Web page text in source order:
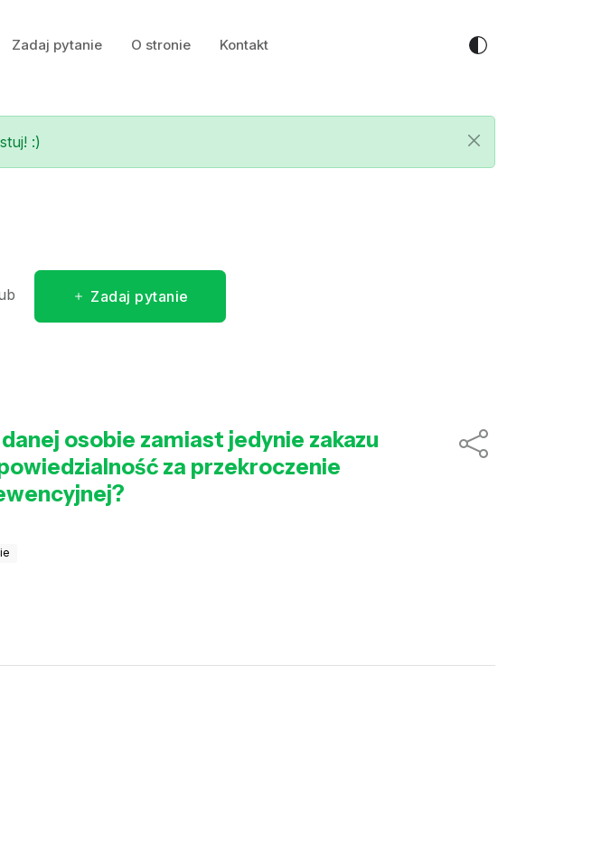
Zadaj pytanie O stronie Kontakt
:)
Zadaj pytanie
osobie zamiast jedynie zakazu
za przekroczenie